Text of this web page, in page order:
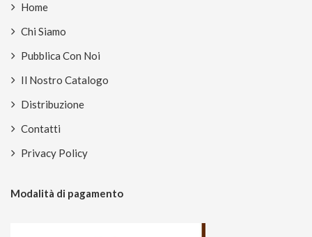
Home
Chi Siamo
Pubblica Con Noi
Il Nostro Catalogo
Distribuzione
Contatti
Privacy Policy
Modalità di pagamento